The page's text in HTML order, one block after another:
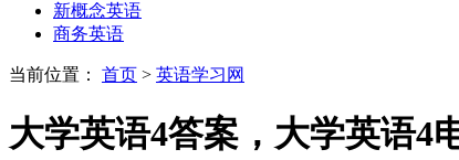
新概念英语
商务英语
当前位置： 首页 > 英语学习网
大学英语4答案，大学英语4